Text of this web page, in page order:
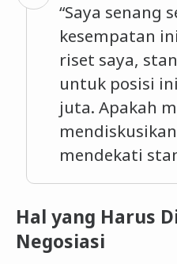
“Saya senang
kesempatan
riset saya,
untuk posisi
juta. Apakah
mendekati
Hal yang Harus
Negosiasi